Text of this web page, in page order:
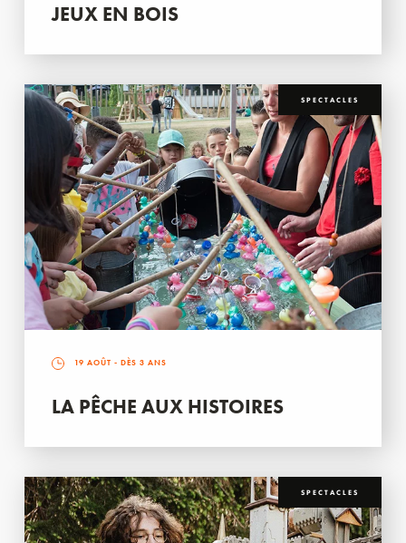
JEUX EN BOIS
SPECTACLES
19 AOÛT - DÈS 3 ANS
LA PÊCHE AUX HISTOIRES
SPECTACLES